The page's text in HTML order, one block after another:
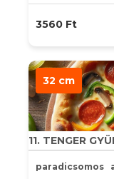
3560 Ft
32 cm
11. TENGER
paradicsomos